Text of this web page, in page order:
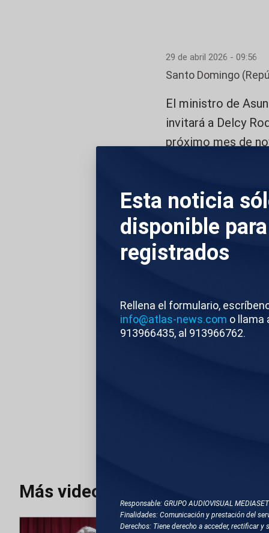
Esta noticia
disponible
registrados
Rellena el formulario,
info@atlas-news.com o llama
913966435, al 913966762.
Responsable: GRUPO AUDIOVISUAL
Finalidades: Comunicación y prestación del
Derechos: Tiene derecho a acceder, rectificar
29 de abril 2026 - 09:56
Santo Domingo
El ministro de
invitará a Delcy
próximo mes de
actuar como se
cada país a esta
tempore’ no
seguir", ha dicho
1. TOTALES DE
Más videos